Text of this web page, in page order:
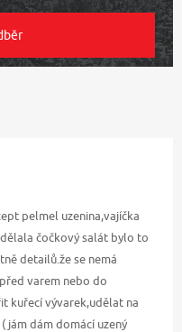
pelmel uzenina,vajíčka
čočkový salát bylo to
detailů.že se nemá
varem nebo do
kuřecí vývarek,udělat na
jám dám domácí uzený